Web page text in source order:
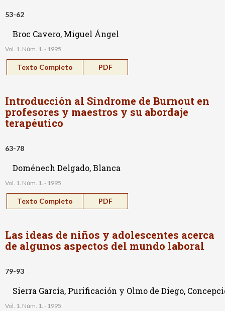
53-62
Broc Cavero, Miguel Ángel
Vol. 1. Núm. 1. - 1995
Texto Completo PDF
Introducción al Síndrome de Burnout en
profesores y maestros y su abordaje
terapéutico
63-78
Doménech Delgado, Blanca
Vol. 1. Núm. 1. - 1995
Texto Completo PDF
Las ideas de niños y adolescentes acerca
de algunos aspectos del mundo laboral
79-93
Sierra García, Purificación y Olmo de Diego,
Vol. 1. Núm. 1. - 1995